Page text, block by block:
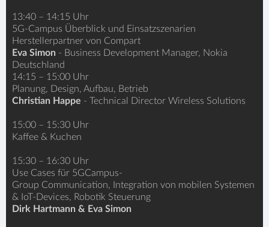
13:40 – 14:15 Uhr
5G-Campus Überblick und Einsatzszenarien
Herstellerpartner von Compart
Eva Simon - Business Development Manager, Nokia
Deutschland
14:15 – 15:00 Uhr
Planung, Design, Aufbau, Betrieb
Christian Happe - Technical Director Wireless Solutions
15:00 – 15:30 Uhr
Kaffee & Kuchen
15:30 – 16:30 Uhr
Use Cases für 5GCampus-
Group Communication, Integration von mobilen Systemen
& IoT-Devices, Robotik Steuerung
Dirk Hartmann & Eva Simon